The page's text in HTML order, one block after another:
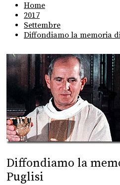
Home
2017
Settembre
Diffondiamo la memoria
Diffondiamo la
Puglisi